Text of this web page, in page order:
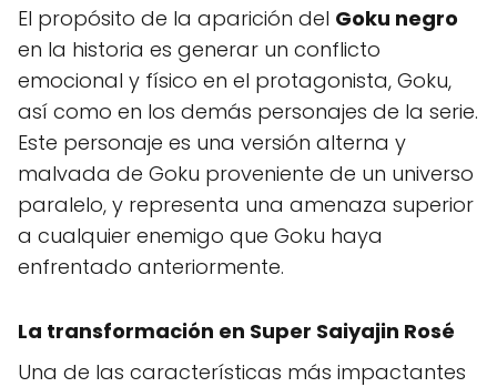
El propósito de la aparición del Goku negro
en la historia es generar un conflicto
emocional y físico en el protagonista, Goku,
así como en los demás personajes de la serie.
Este personaje es una versión alterna y
malvada de Goku proveniente de un universo
paralelo, y representa una amenaza superior
a cualquier enemigo que Goku haya
enfrentado anteriormente.
La transformación en Super Saiyajin Rosé
Una de las características más impactantes